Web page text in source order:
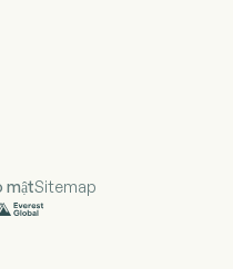
mậtSitemap